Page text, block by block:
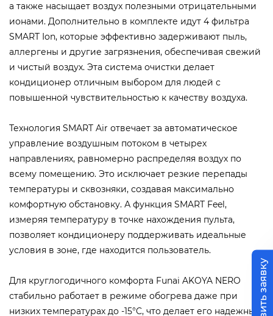
а также насыщает воздух полезными отрицательными
ионами. Дополнительно в комплекте идут 4 фильтра
SMART Ion, которые эффективно задерживают пыль,
аллергены и другие загрязнения, обеспечивая свежий
и чистый воздух. Эта система очистки делает
кондиционер отличным выбором для людей с
повышенной чувствительностью к качеству воздуха.
Технология SMART Air отвечает за автоматическое
управление воздушным потоком в четырех
направлениях, равномерно распределяя воздух по
всему помещению. Это исключает резкие перепады
температуры и сквозняки, создавая максимально
комфортную обстановку. А функция SMART Feel,
измеряя температуру в точке нахождения пульта,
позволяет кондиционеру поддерживать идеальные
условия в зоне, где находится пользователь.
Для круглогодичного комфорта Funai AKOYA NERO
стабильно работает в режиме обогрева даже при
низких температурах до -15°C, что делает его надежным